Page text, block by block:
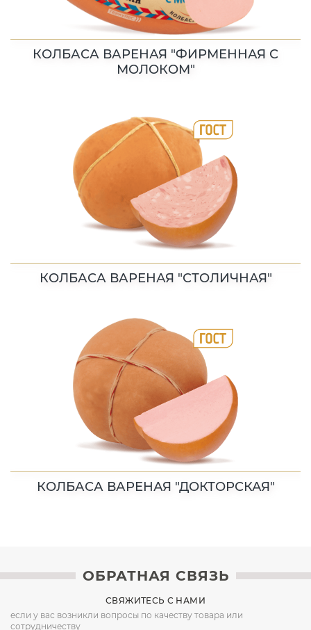
КОЛБАСА ВАРЕНАЯ "ФИРМЕННАЯ С
МОЛОКОМ"
КОЛБАСА ВАРЕНАЯ "СТОЛИЧНАЯ"
КОЛБАСА ВАРЕНАЯ "ДОКТОРСКАЯ"
ОБРАТНАЯ СВЯЗЬ
СВЯЖИТЕСЬ С НАМИ
если у вас возникли вопросы по качеству товара или
сотрудничеству